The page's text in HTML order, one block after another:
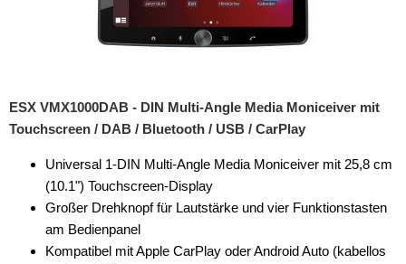
für Porsche
für Ram
für Renault
Alaskan
Arkana
ESX VMX1000DAB - DIN Multi-Angle Media Moniceiver mit
Touchscreen / DAB / Bluetooth / USB / CarPlay
Universal 1-DIN Multi-Angle Media Moniceiver mit 25,8 cm
(10.1") Touchscreen-Display
Großer Drehknopf für Lautstärke und vier Funktionstasten
am Bedienpanel
Kompatibel mit Apple CarPlay oder Android Auto (kabellos